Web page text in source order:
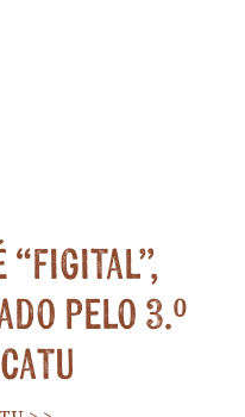
“figital”,
pelo 3.º